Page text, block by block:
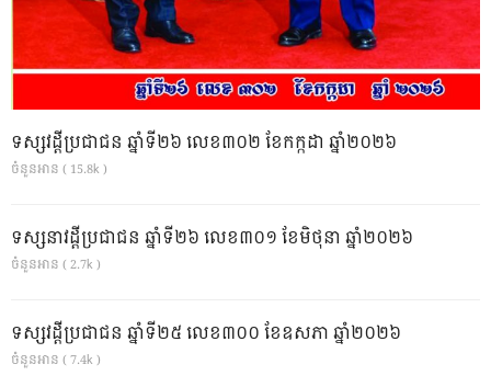
ទស្សវដ្តីប្រជាជន ឆ្នាំទី២៦ លេខ៣០២ ខែកក្កដា ឆ្នាំ២០២៦
ចំនួនអាន ( 15.8k )
ទស្សនាវដ្ដីប្រជាជន ឆ្នាំទី២៦ លេខ៣០១ ខែមិថុនា ឆ្នាំ២០២៦
ចំនួនអាន ( 2.7k )
ទស្សវដ្តីប្រជាជន ឆ្នាំទី២៥ លេខ៣០០ ខែឧសភា ឆ្នាំ២០២៦
ចំនួនអាន ( 7.4k )